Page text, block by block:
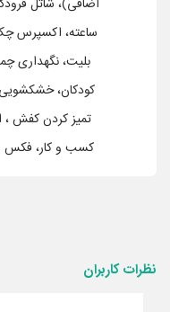
ساعته، اکسپرس چک
بلیت، نگهداری
کودکان،
تمیز کردن کفش
کسب و کار، فکس و
نظرات کاربران